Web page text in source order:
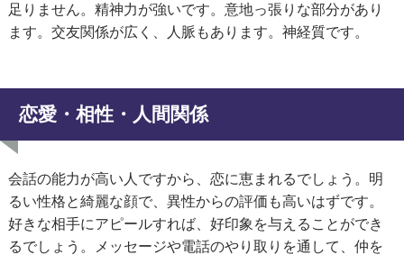
足りません。精神力が強いです。意地っ張りな部分があり
ます。交友関係が広く、人脈もあります。神経質です。
恋愛・相性・人間関係
会話の能力が高い人ですから、恋に恵まれるでしょう。明
るい性格と綺麗な顔で、異性からの評価も高いはずです。
好きな相手にアピールすれば、好印象を与えることができ
るでしょう。メッセージや電話のやり取りを通して、仲を